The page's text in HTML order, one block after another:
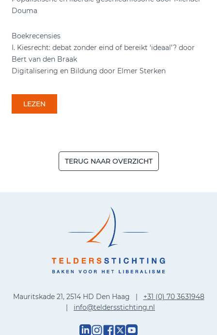
Douma
Boekrecensies
I. Kiesrecht: debat zonder eind of bereikt ‘ideaal’? door
Bert van den Braak
Digitalisering en Bildung door Elmer Sterken
LEZEN
TERUG NAAR OVERZICHT
Mauritskade 21, 2514 HD Den Haag | +31 (0) 70 3631948
| info@teldersstichting.nl